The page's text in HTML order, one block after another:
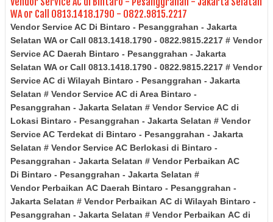
WA or Call 0813.1418.1790 - 0822.9815.2217
Vendor Service AC Di Bintaro - Pesanggrahan - Jakarta
Selatan WA or Call 0813.1418.1790 - 0822.9815.2217 # Vendor
Service AC Daerah Bintaro - Pesanggrahan - Jakarta
Selatan WA or Call 0813.1418.1790 - 0822.9815.2217 # Vendor
Service AC di Wilayah Bintaro - Pesanggrahan - Jakarta
Selatan # Vendor Service AC di Area Bintaro -
Pesanggrahan - Jakarta Selatan # Vendor Service AC di
Lokasi Bintaro - Pesanggrahan - Jakarta Selatan # Vendor
Service AC Terdekat di Bintaro - Pesanggrahan - Jakarta
Selatan # Vendor Service AC Berlokasi di Bintaro -
Pesanggrahan - Jakarta Selatan # Vendor Perbaikan AC
Di Bintaro - Pesanggrahan - Jakarta Selatan #
Vendor Perbaikan AC Daerah Bintaro - Pesanggrahan -
Jakarta Selatan # Vendor Perbaikan AC di Wilayah Bintaro -
Pesanggrahan - Jakarta Selatan # Vendor Perbaikan AC di